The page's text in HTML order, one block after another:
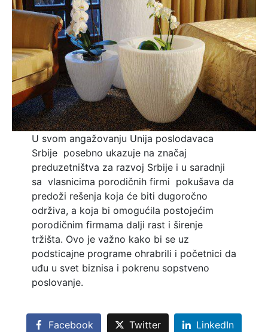
U svom angažovanju Unija poslodavaca
Srbije posebno ukazuje na značaj
preduzetništva za razvoj Srbije i u saradnji
sa vlasnicima porodičnih firmi pokušava da
predoži rešenja koja će biti dugoročno
održiva, a koja bi omogućila postojećim
porodičnim firmama dalji rast i širenje
tržišta. Ovo je važno kako bi se uz
podsticajne programe ohrabrili i početnici da
uđu u svet biznisa i pokrenu sopstveno
poslovanje.
Facebook Twitter LinkedIn